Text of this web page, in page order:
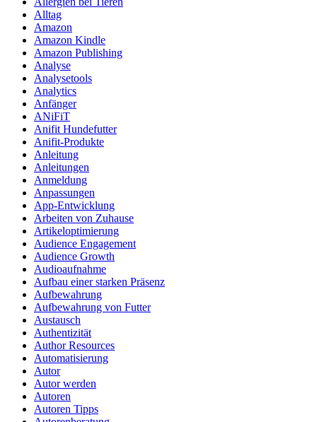
Alltag
Amazon
Amazon Kindle
Amazon Publishing
Analyse
Analysetools
Analytics
Anfänger
ANiFiT
Anifit Hundefutter
Anifit-Produkte
Anleitung
Anleitungen
Anmeldung
Anpassungen
App-Entwicklung
Arbeiten von Zuhause
Artikeloptimierung
Audience Engagement
Audience Growth
Audioaufnahme
Aufbau einer starken Präsenz
Aufbewahrung
Aufbewahrung von Futter
Austausch
Authentizität
Author Resources
Automatisierung
Autor
Autor werden
Autoren
Autoren Tipps